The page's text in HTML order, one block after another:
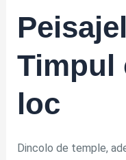
Timpul
loc
Dincolo de temple,